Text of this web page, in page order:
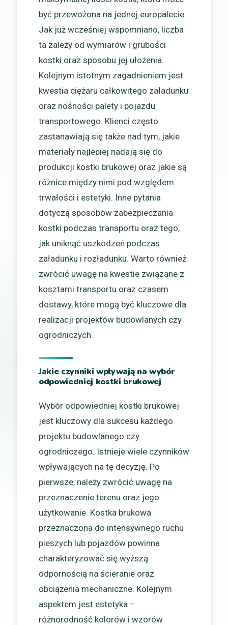
być przewożona na jednej europalecie.
Jak już wcześniej wspomniano, liczba
ta zależy od wymiarów i grubości
kostki oraz sposobu jej ułożenia.
Kolejnym istotnym zagadnieniem jest
kwestia ciężaru całkowitego załadunku
oraz nośności palety i pojazdu
transportowego. Klienci często
zastanawiają się także nad tym, jakie
materiały najlepiej nadają się do
produkcji kostki brukowej oraz jakie są
różnice między nimi pod względem
trwałości i estetyki. Inne pytania
dotyczą sposobów zabezpieczania
kostki podczas transportu oraz tego,
jak uniknąć uszkodzeń podczas
załadunku i rozładunku. Warto również
zwrócić uwagę na kwestie związane z
kosztami transportu oraz czasem
dostawy, które mogą być kluczowe dla
realizacji projektów budowlanych czy
ogrodniczych.
Jakie czynniki wpływają na wybór
odpowiedniej kostki brukowej
Wybór odpowiedniej kostki brukowej
jest kluczowy dla sukcesu każdego
projektu budowlanego czy
ogrodniczego. Istnieje wiele czynników
wpływających na tę decyzję. Po
pierwsze, należy zwrócić uwagę na
przeznaczenie terenu oraz jego
użytkowanie. Kostka brukowa
przeznaczona do intensywnego ruchu
pieszych lub pojazdów powinna
charakteryzować się wyższą
odpornością na ścieranie oraz
obciążenia mechaniczne. Kolejnym
aspektem jest estetyka –
różnorodność kolorów i wzorów